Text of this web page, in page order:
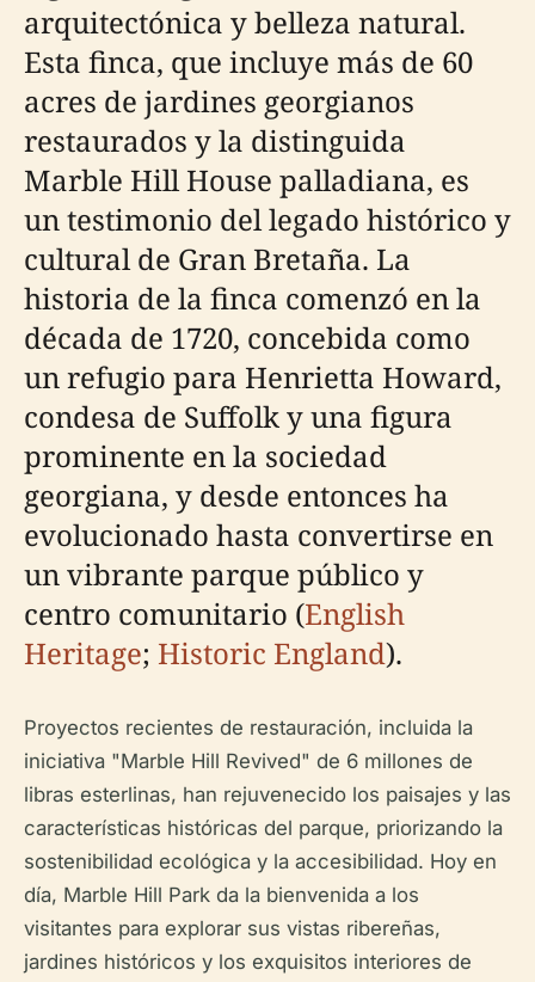
arquitectónica y belleza natural.
Esta finca, que incluye más de 60
acres de jardines georgianos
restaurados y la distinguida
Marble Hill House palladiana, es
un testimonio del legado histórico y
cultural de Gran Bretaña. La
historia de la finca comenzó en la
década de 1720, concebida como
un refugio para Henrietta Howard,
condesa de Suffolk y una figura
prominente en la sociedad
georgiana, y desde entonces ha
evolucionado hasta convertirse en
un vibrante parque público y
centro comunitario (English
Heritage; Historic England).
Proyectos recientes de restauración, incluida la
iniciativa "Marble Hill Revived" de 6 millones de
libras esterlinas, han rejuvenecido los paisajes y las
características históricas del parque, priorizando la
sostenibilidad ecológica y la accesibilidad. Hoy en
día, Marble Hill Park da la bienvenida a los
visitantes para explorar sus vistas ribereñas,
jardines históricos y los exquisitos interiores de